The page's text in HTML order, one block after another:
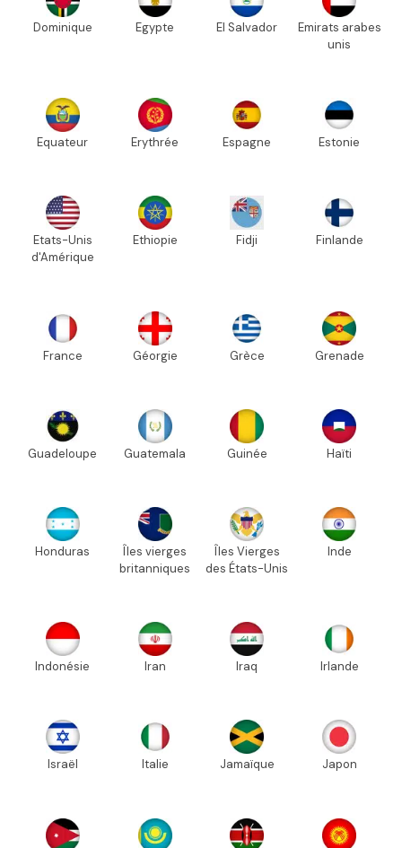
Dominique Egypte El Salvador
Emirats arabes
unis
Equateur Erythrée Espagne Estonie
Etats-Unis
d'Amérique
Ethiopie Fidji Finlande
France Géorgie Grèce Grenade
Guadeloupe Guatemala Guinée Haïti
Honduras
Îles vierges
britanniques
Îles Vierges
des États-Unis
Inde
Indonésie Iran Iraq Irlande
Israël Italie Jamaïque Japon